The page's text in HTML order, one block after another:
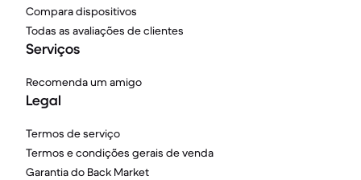
Compara dispositivos
Todas as avaliações de clientes
Serviços
Recomenda um amigo
Legal
Termos de serviço
Termos e condições gerais de venda
Garantia do Back Market